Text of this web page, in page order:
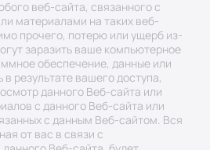
веб-сайта, связанного с
материалами на таких веб-
прочего, потерю или ущерб из-
заразить ваше компьютерное
обеспечение, данные или
результате вашего доступа,
данного Веб-сайта или
с данного Веб-сайта или
с данным Веб-сайтом. Вся
от вас в связи с